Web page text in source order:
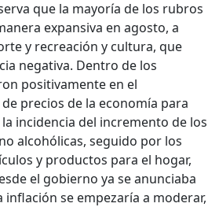
que la mayoría de los rubros
expansiva en agosto, a
y recreación y cultura, que
negativa. Dentro de los
positivamente en el
precios de la economía para
incidencia del incremento de los
alcohólicas, seguido por los
y productos para el hogar,
el gobierno ya se anunciaba
inflación se empezaría a moderar,